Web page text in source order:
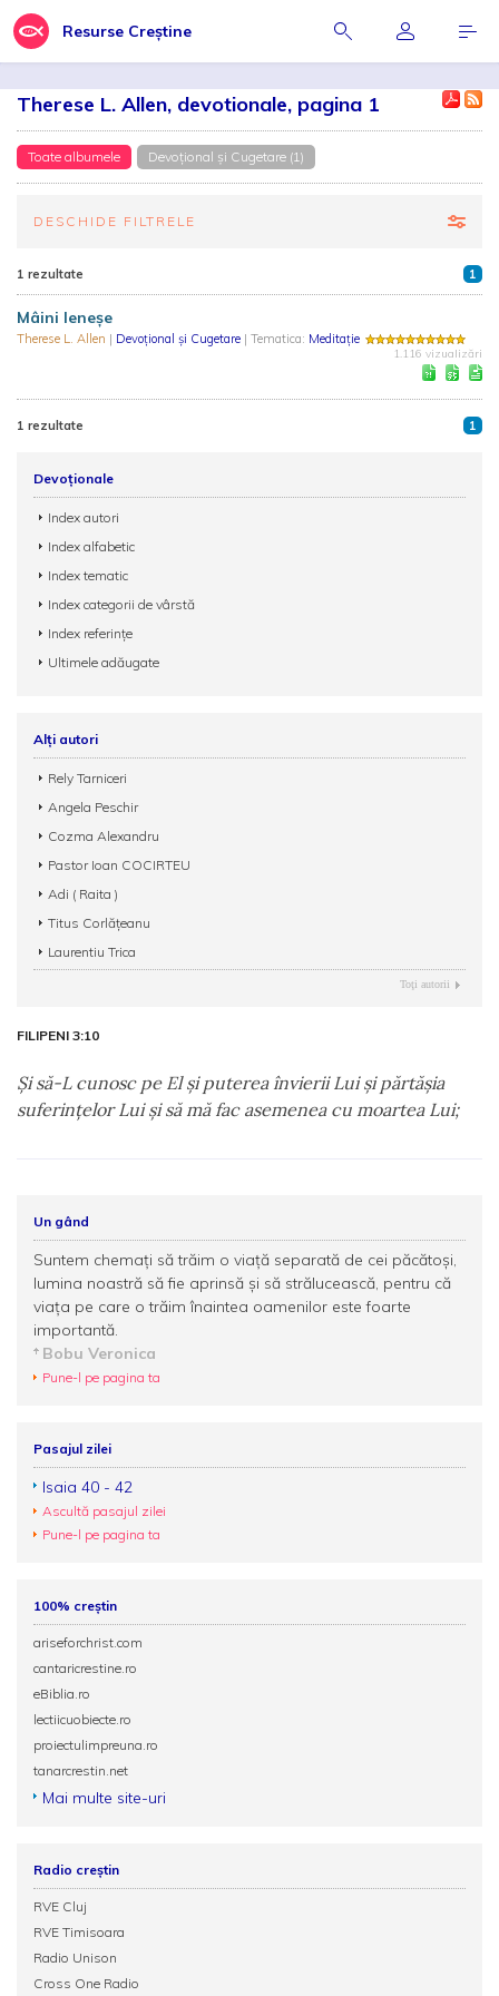
Resurse Creștine
Therese L. Allen, devotionale, pagina 1
Toate albumele Devoțional și Cugetare (1)
DESCHIDE FILTRELE
1 rezultate 1
Mâini leneșe
Therese L. Allen | Devoțional și Cugetare | Tematica: Meditație
1.116 vizualizări
1 rezultate 1
Devoționale
Index autori
Index alfabetic
Index tematic
Index categorii de vârstă
Index referințe
Ultimele adăugate
Alți autori
Rely Tarniceri
Angela Peschir
Cozma Alexandru
Pastor Ioan COCIRTEU
Adi ( Raita )
Titus Corlățeanu
Laurentiu Trica
Toţi autorii
FILIPENI 3:10
Şi să-L cunosc pe El şi puterea învierii Lui şi părtăşia
suferinţelor Lui şi să mă fac asemenea cu moartea Lui;
Un gând
Suntem chemați să trăim o viață separată de cei păcătoşi,
lumina noastră să fie aprinsă şi să strălucească, pentru că
viața pe care o trăim înaintea oamenilor este foarte
importantă.
Bobu Veronica
Pune-l pe pagina ta
Pasajul zilei
Isaia 40 - 42
Ascultă pasajul zilei
Pune-l pe pagina ta
100% creștin
ariseforchrist.com
cantaricrestine.ro
eBiblia.ro
lectiicuobiecte.ro
proiectulimpreuna.ro
tanarcrestin.net
Mai multe site-uri
Radio creștin
RVE Cluj
RVE Timisoara
Radio Unison
Cross One Radio